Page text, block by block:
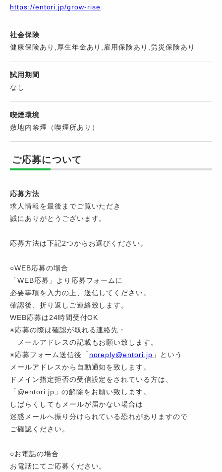
https://entori.jp/grow-rise
社会保険
健康保険あり,厚生年金あり,雇用保険あり,労災保険あり
試用期間
なし
喫煙環境
敷地内禁煙（喫煙所あり）
ご応募について
応募方法
求人情報を最後までご覧いただき
誠にありがとうございます。
応募方法は下記2つからお選びください。
○WEB応募の場合
「WEB応募」より応募フォームに
必要事項を入力の上、送信してください。
確認後、折り返しご連絡致します。
WEB応募は24時間受付OK
※応募の際は確認が取れる連絡先・
メールアドレスの記載もお願い致します。
※応募フォーム送信後「 noreply@entori.jp 」という
メールアドレスから自動通知を致します。
ドメイン指定拒否の受信設定をされている方は、
「@entori.jp」の解除をお願い致します。
しばらくしてもメールが届かない場合は
迷惑メールへ振り分けられている恐れがありますので
ご確認ください。
○お電話の場合
お電話にてご応募ください。